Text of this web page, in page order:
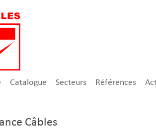
Catalogue Secteurs Références
Câbles